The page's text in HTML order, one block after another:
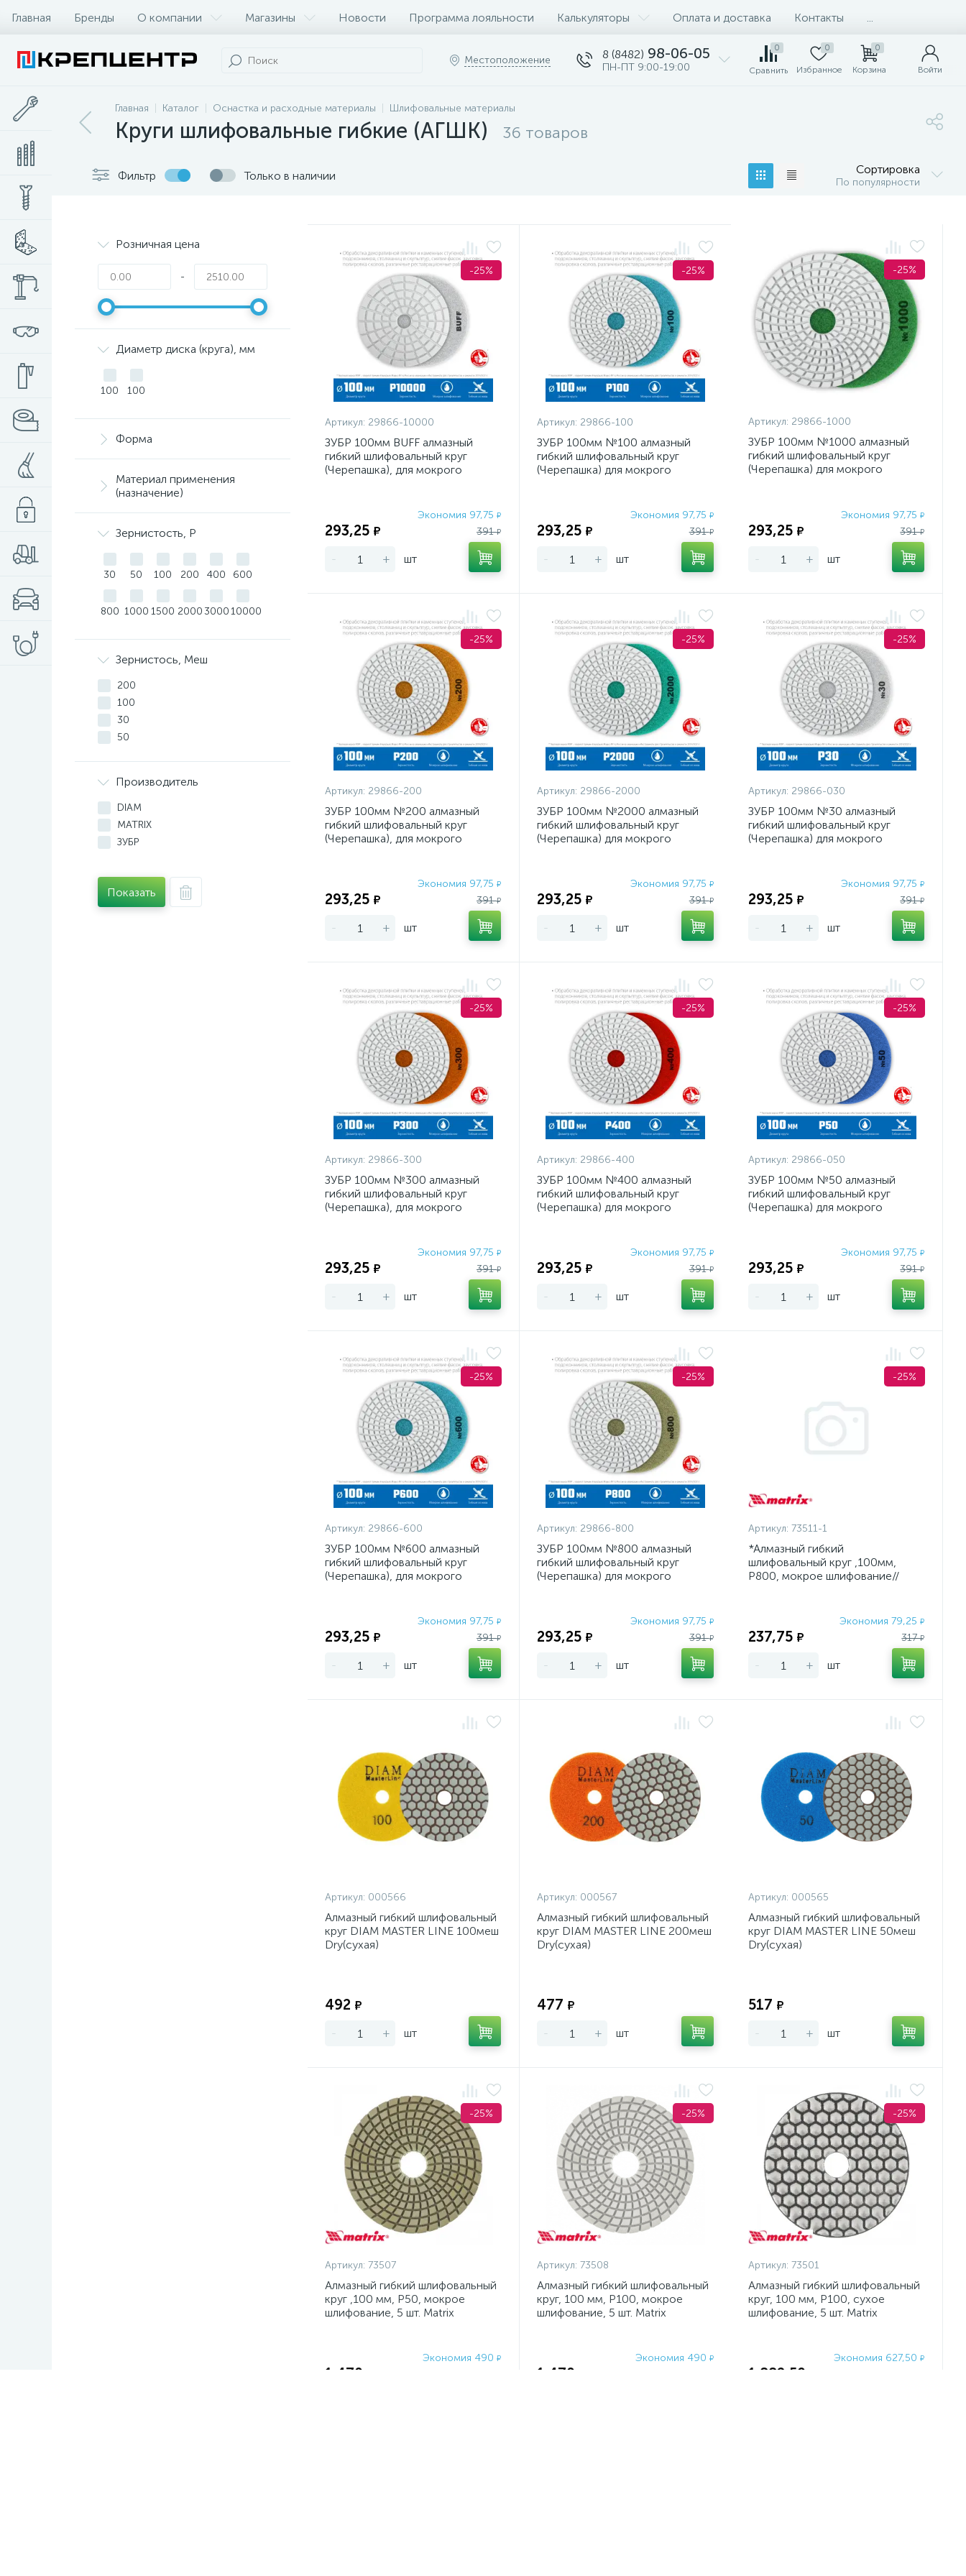
Главная Бренды О компании Магазины Новости Программа лояльности Калькуляторы Оплата и доставка Контакты
Местоположение 8 (8482) 98-06-05
ПН-ПТ 9:00-19:00
0
Сравнить
0
Избранное
0
Корзина Войти
Главная Каталог Оснастка и расходные материалы Шлифовальные материалы
Круги шлифовальные гибкие (АГШК) 36 товаров
Фильтр Только в наличии Сортировка
По популярности
Розничная цена
-
Диаметр диска (круга), мм
100 100
Форма
Материал применения
(назначение)
Зернистость, Р
30 50 100 200 400 600
800 1000 1500 2000300010000
Зернистось, Меш
200
100
30
50
Производитель
DIAM
MATRIX
ЗУБР
Показать
-25%
Артикул: 29866-10000
ЗУБР 100мм BUFF алмазный
гибкий шлифовальный круг
(Черепашка), для мокрого
Экономия 97,75 ₽
293,25 ₽ 391₽
- + шт
-25%
Артикул: 29866-100
ЗУБР 100мм №100 алмазный
гибкий шлифовальный круг
(Черепашка) для мокрого
Экономия 97,75 ₽
293,25 ₽ 391₽
- + шт
-25%
Артикул: 29866-1000
ЗУБР 100мм №1000 алмазный
гибкий шлифовальный круг
(Черепашка) для мокрого
Экономия 97,75₽
293,25 ₽ 391₽
- + шт
-25%
Артикул: 29866-200
ЗУБР 100мм №200 алмазный
гибкий шлифовальный круг
(Черепашка), для мокрого
Экономия 97,75 ₽
293,25 ₽ 391₽
- + шт
-25%
Артикул: 29866-2000
ЗУБР 100мм №2000 алмазный
гибкий шлифовальный круг
(Черепашка) для мокрого
Экономия 97,75 ₽
293,25 ₽ 391₽
- + шт
-25%
Артикул: 29866-030
ЗУБР 100мм №30 алмазный
гибкий шлифовальный круг
(Черепашка) для мокрого
Экономия 97,75₽
293,25 ₽ 391₽
- + шт
-25%
Артикул: 29866-300
ЗУБР 100мм №300 алмазный
гибкий шлифовальный круг
(Черепашка), для мокрого
Экономия 97,75 ₽
293,25 ₽ 391₽
- + шт
-25%
Артикул: 29866-400
ЗУБР 100мм №400 алмазный
гибкий шлифовальный круг
(Черепашка) для мокрого
Экономия 97,75 ₽
293,25 ₽ 391₽
- + шт
-25%
Артикул: 29866-050
ЗУБР 100мм №50 алмазный
гибкий шлифовальный круг
(Черепашка) для мокрого
Экономия 97,75₽
293,25 ₽ 391₽
- + шт
-25%
Артикул: 29866-600
ЗУБР 100мм №600 алмазный
гибкий шлифовальный круг
(Черепашка), для мокрого
Экономия 97,75 ₽
293,25 ₽ 391₽
- + шт
-25%
Артикул: 29866-800
ЗУБР 100мм №800 алмазный
гибкий шлифовальный круг
(Черепашка) для мокрого
Экономия 97,75 ₽
293,25 ₽ 391₽
- + шт
-25%
Артикул: 73511-1
*Алмазный гибкий
шлифовальный круг ,100мм,
P800, мокрое шлифование//
Экономия 79,25₽
237,75 ₽ 317₽
- + шт
Артикул: 000566
Алмазный гибкий шлифовальный
круг DIAM MASTER LINE 100меш
Dry(сухая)
492 ₽
- + шт
Артикул: 000567
Алмазный гибкий шлифовальный
круг DIAM MASTER LINE 200меш
Dry(сухая)
477 ₽
- + шт
Артикул: 000565
Алмазный гибкий шлифовальный
круг DIAM MASTER LINE 50меш
Dry(сухая)
517 ₽
- + шт
-25%
Артикул: 73507
Алмазный гибкий шлифовальный
круг ,100 мм, P50, мокрое
шлифование, 5 шт. Matrix
Экономия 490 ₽
1 470
-25%
Артикул: 73508
Алмазный гибкий шлифовальный
круг, 100 мм, P100, мокрое
шлифование, 5 шт. Matrix
Экономия 490 ₽
1 470
-25%
Артикул: 73501
Алмазный гибкий шлифовальный
круг, 100 мм, P100, сухое
шлифование, 5 шт. Matrix
Экономия 627,50₽
1 882,50